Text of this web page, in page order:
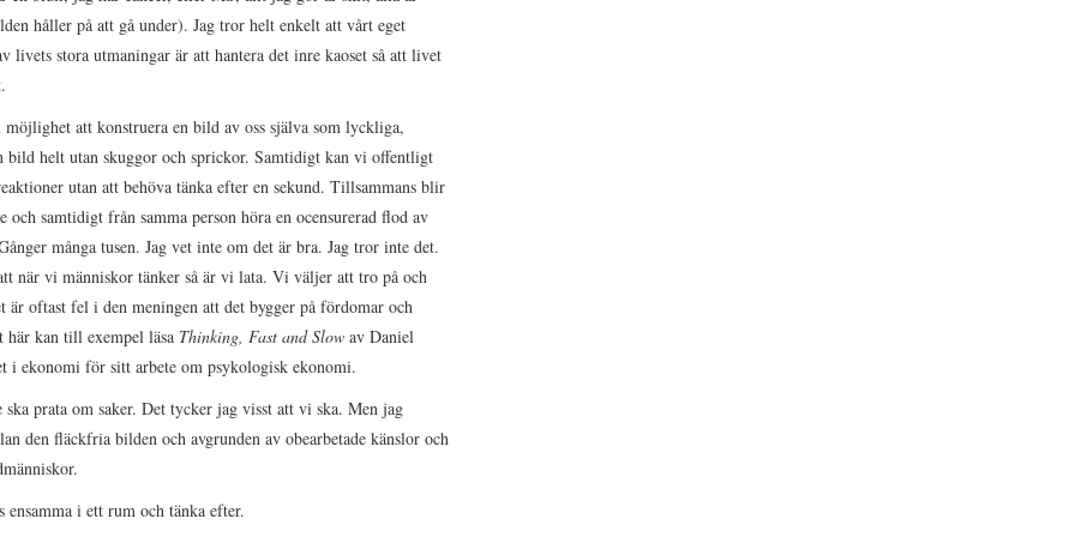
håller på att gå under). Jag tror helt enkelt att vårt eget
livets stora utmaningar är att hantera det inre kaoset så att livet
att konstruera en bild av oss själva som lyckliga,
bild helt utan skuggor och sprickor. Samtidigt kan vi offentligt
utan att behöva tänka efter en sekund. Tillsammans blir
samtidigt från samma person höra en ocensurerad flod av
många tusen. Jag vet inte om det är bra. Jag tror inte det.
när vi människor tänker så är vi lata. Vi väljer att tro på och
oftast fel i den meningen att det bygger på fördomar och
här kan till exempel läsa Thinking, Fast and Slow av Daniel
i ekonomi för sitt arbete om psykologisk ekonomi.
prata om saker. Det tycker jag visst att vi ska. Men jag
den fläckfria bilden och avgrunden av obearbetade känslor och
ensamma i ett rum och tänka efter.